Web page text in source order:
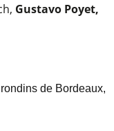
Gustavo Poyet,
de Bordeaux,